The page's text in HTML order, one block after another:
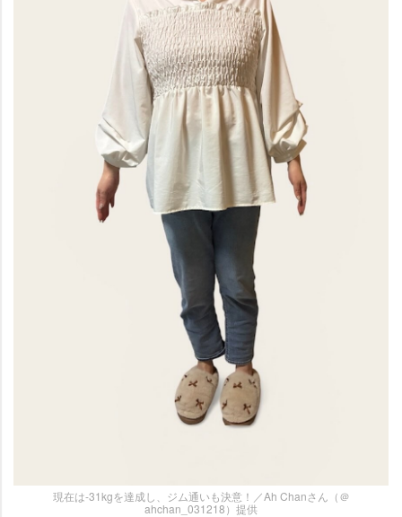
現在は-31kgを達成し、ジム通いも決意！／Ah Chanさん（＠
ahchan_031218）提供